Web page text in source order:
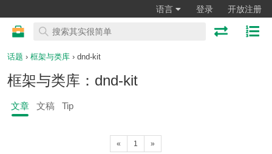
语言 登录 开放注册
话题 › 框架与类库 › dnd-kit
框架与类库：dnd-kit
文章 文稿 Tip
« 1 »